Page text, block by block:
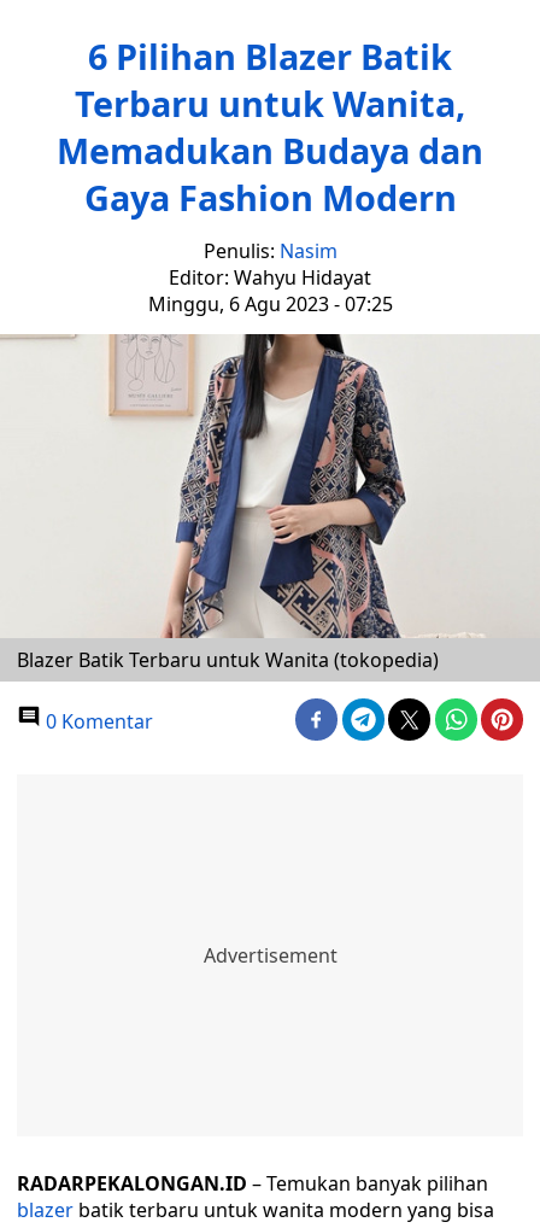
6 Pilihan Blazer Batik
Terbaru untuk Wanita,
Memadukan Budaya dan
Gaya Fashion Modern
Penulis: Nasim
Editor: Wahyu Hidayat
Minggu, 6 Agu 2023 - 07:25
Blazer Batik Terbaru untuk Wanita (tokopedia)
0 Komentar
RADARPEKALONGAN.ID – Temukan banyak pilihan
blazer batik terbaru untuk wanita modern yang bisa